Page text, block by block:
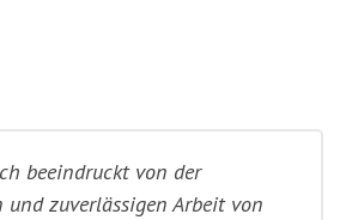
beeindruckt von der
und zuverlässigen Arbeit von